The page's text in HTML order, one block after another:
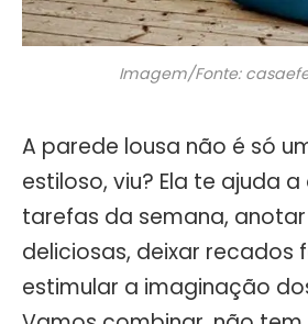
Imagem/Fonte:
A parede lousa não é só
estiloso, viu? Ela te ajuda
tarefas da semana,
deliciosas, deixar recados
estimular a imaginação